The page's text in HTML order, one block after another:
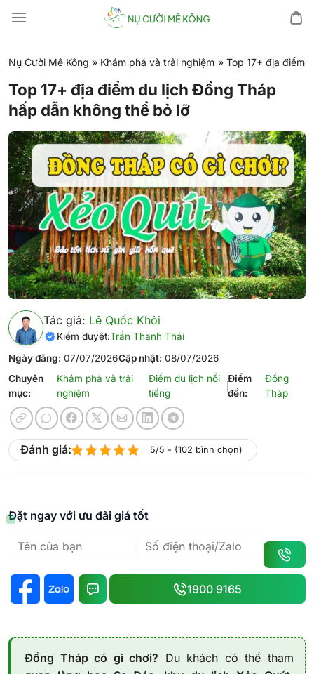
đến
dung
Nụ Cười Mê Kông » Khám phá và trải nghiệm » Top 17+ địa điểm
Top 17+ địa điểm du lịch Đồng Tháp
hấp dẫn không thể bỏ lỡ
Tác giả: Lê Quốc Khôi
Kiểm duyệt:Trần Thanh Thái
Ngày đăng: 07/07/2026Cập nhật: 08/07/2026
Chuyên
mục:
Khám phá và trải
nghiệm
Điểm du lịch nổi
tiếng
Điểm
đến:
Đồng
Tháp
Đánh giá: 5/5 - (102 bình chọn)
Đặt ngay với ưu đãi giá tốt
1900 9165
Đồng Tháp có gì chơi? Du khách có thể tham